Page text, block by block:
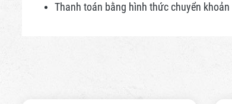
Thanh toán bằng hình thứcchuyển khoản